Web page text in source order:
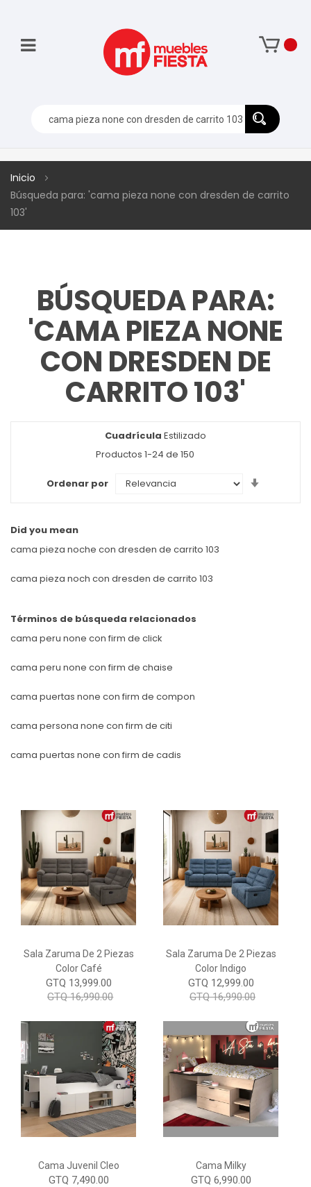
Inicio
Búsqueda para: 'cama pieza none con dresden de carrito
103'
BÚSQUEDA PARA:
'CAMA PIEZA NONE
CON DRESDEN DE
CARRITO 103'
Ver
como
Cuadrícula Estilizado
Productos 1-24 de 150
Ordenar por
Did you mean
cama pieza noche con dresden de carrito 103
cama pieza noch con dresden de carrito 103
Términos de búsqueda relacionados
cama peru none con firm de click
cama peru none con firm de chaise
cama puertas none con firm de compon
cama persona none con firm de citi
cama puertas none con firm de cadis
Sala Zaruma De 2 Piezas
Color Café
GTQ 13,999.00
GTQ 16,990.00
Sala Zaruma De 2 Piezas
Color Indigo
GTQ 12,999.00
GTQ 16,990.00
Cama Juvenil Cleo
GTQ 7,490.00
Cama Milky
GTQ 6,990.00